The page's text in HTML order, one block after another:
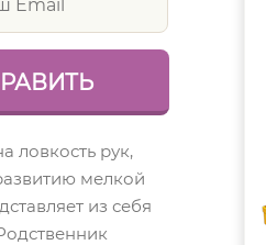
ловкость рук,
мелкой
из себя